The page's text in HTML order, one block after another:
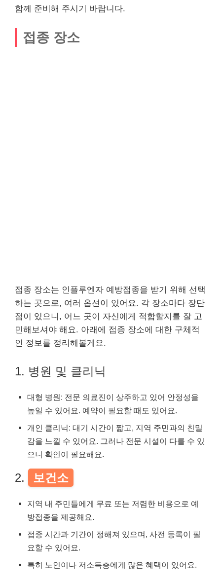
함께 준비해 주시기 바랍니다.
접종 장소
접종 장소는 인플루엔자 예방접종을 받기 위해 선택
하는 곳으로, 여러 옵션이 있어요. 각 장소마다 장단
점이 있으니, 어느 곳이 자신에게 적합할지를 잘 고
민해보셔야 해요. 아래에 접종 장소에 대한 구체적
인 정보를 정리해볼게요.
1. 병원 및 클리닉
대형 병원: 전문 의료진이 상주하고 있어 안정성을
높일 수 있어요. 예약이 필요할 때도 있어요.
개인 클리닉: 대기 시간이 짧고, 지역 주민과의 친밀
감을 느낄 수 있어요. 그러나 전문 시설이 다를 수 있
으니 확인이 필요해요.
2. 보건소
지역 내 주민들에게 무료 또는 저렴한 비용으로 예
방접종을 제공해요.
접종 시간과 기간이 정해져 있으며, 사전 등록이 필
요할 수 있어요.
특히 노인이나 저소득층에게 많은 혜택이 있어요.